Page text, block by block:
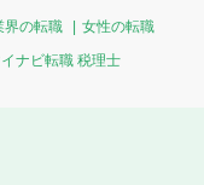
界の転職
女性の転職
ナビ転職 税理士